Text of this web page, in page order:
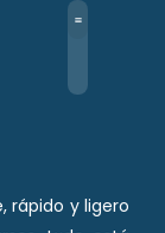
rápido y ligero